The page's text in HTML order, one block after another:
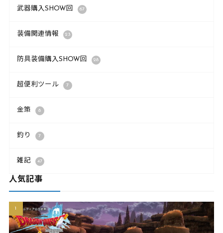
武器購入SHOW回 67
装備関連情報 23
防具装備購入SHOW回 28
超便利ツール 7
金策 8
釣り 7
雑記 47
人気記事